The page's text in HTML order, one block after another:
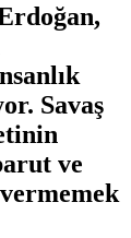
Savaş
ve